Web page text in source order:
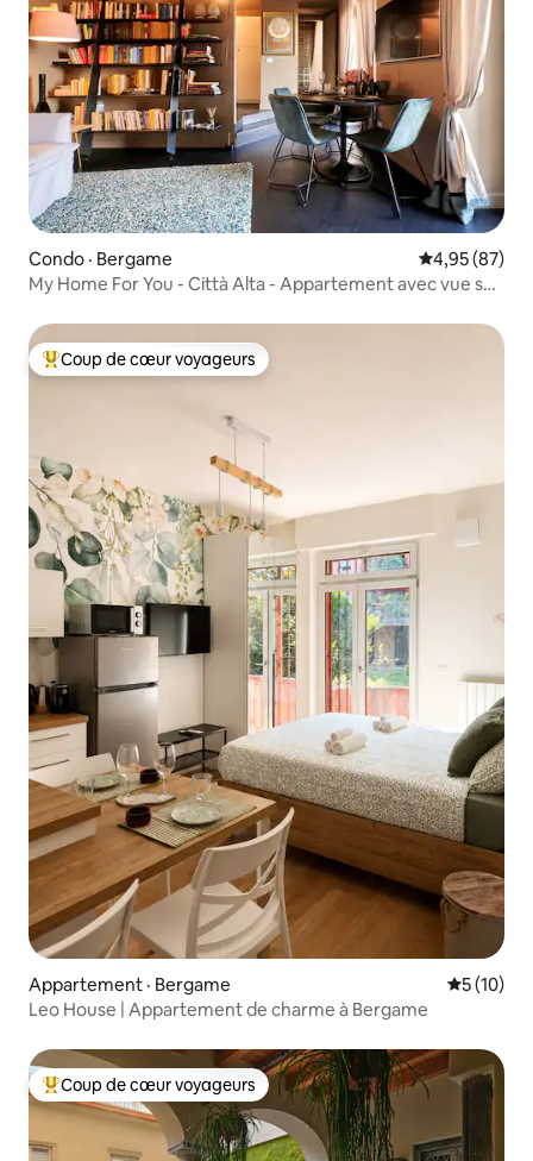
Condo · Bergame Note
4,95 (87)
My Home For You - Città Alta - Appartement avec vue sur
Coup de cœur voyageurs parmi les plus aimés
Coup de cœur voyageurs
Appartement · Bergame Note
5 (10)
Leo House | Appartement de charme à Bergame
Coup de cœur voyageurs parmi les plus aimés
Coup de cœur voyageurs